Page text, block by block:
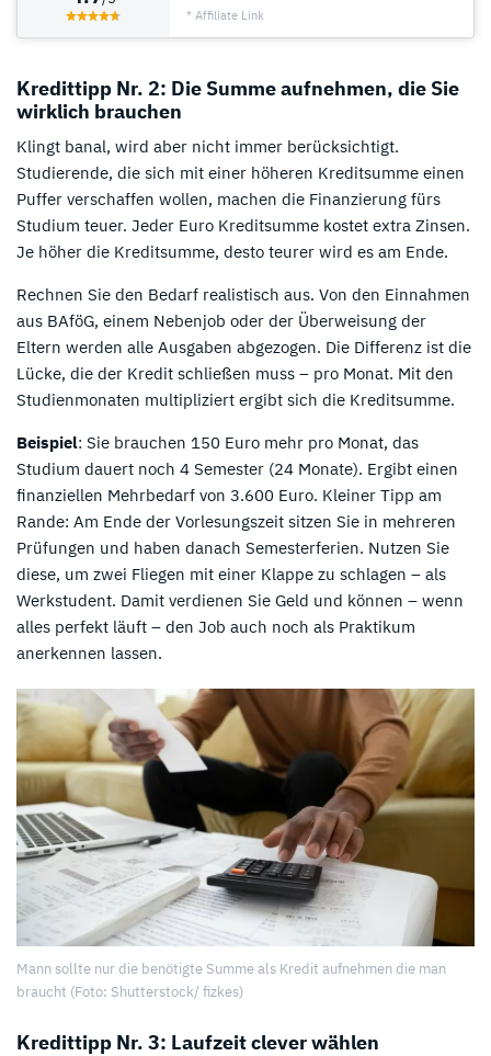
* Affiliate Link
Kredittipp Nr. 2: Die Summe aufnehmen, die Sie
wirklich brauchen
Klingt banal, wird aber nicht immer berücksichtigt.
Studierende, die sich mit einer höheren Kreditsumme einen
Puffer verschaffen wollen, machen die Finanzierung fürs
Studium teuer. Jeder Euro Kreditsumme kostet extra Zinsen.
Je höher die Kreditsumme, desto teurer wird es am Ende.
Rechnen Sie den Bedarf realistisch aus. Von den Einnahmen
aus BAföG, einem Nebenjob oder der Überweisung der
Eltern werden alle Ausgaben abgezogen. Die Differenz ist die
Lücke, die der Kredit schließen muss – pro Monat. Mit den
Studienmonaten multipliziert ergibt sich die Kreditsumme.
Beispiel: Sie brauchen 150 Euro mehr pro Monat, das
Studium dauert noch 4 Semester (24 Monate). Ergibt einen
finanziellen Mehrbedarf von 3.600 Euro. Kleiner Tipp am
Rande: Am Ende der Vorlesungszeit sitzen Sie in mehreren
Prüfungen und haben danach Semesterferien. Nutzen Sie
diese, um zwei Fliegen mit einer Klappe zu schlagen – als
Werkstudent. Damit verdienen Sie Geld und können – wenn
alles perfekt läuft – den Job auch noch als Praktikum
anerkennen lassen.
Mann sollte nur die benötigte Summe als Kredit aufnehmen die man
braucht (Foto: Shutterstock/ fizkes)
Kredittipp Nr. 3: Laufzeit clever wählen